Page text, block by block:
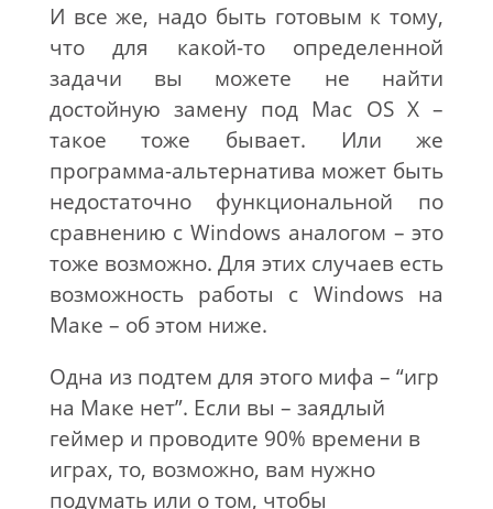
И все же, надо быть готовым к тому,
что для какой-то определенной
задачи вы можете не найти
достойную замену под Mac OS X –
такое тоже бывает. Или же
программа-альтернатива может быть
недостаточно функциональной по
сравнению с Windows аналогом – это
тоже возможно. Для этих случаев есть
возможность работы с Windows на
Маке – об этом ниже.
Одна из подтем для этого мифа – “игр
на Маке нет”. Если вы – заядлый
геймер и проводите 90% времени в
играх, то, возможно, вам нужно
подумать или о том, чтобы